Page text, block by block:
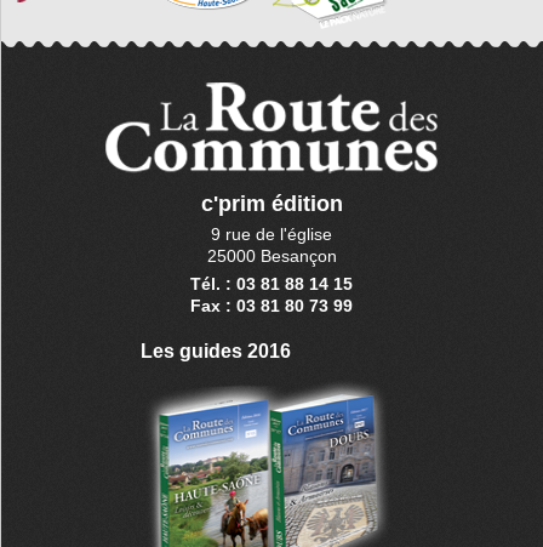
c'prim édition
9 rue de l'église
25000 Besançon
Tél. : 03 81 88 14 15
Fax : 03 81 80 73 99
Les guides 2016